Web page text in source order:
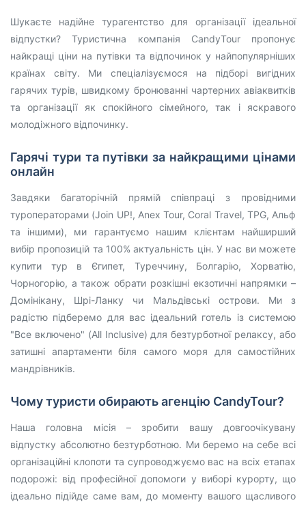
Шукаєте надійне турагентство для організації ідеальної
відпустки? Туристична компанія CandyTour пропонує
найкращі ціни на путівки та відпочинок у найпопулярніших
країнах світу. Ми спеціалізуємося на підборі вигідних
гарячих турів, швидкому бронюванні чартерних авіаквитків
та організації як спокійного сімейного, так і яскравого
молодіжного відпочинку.
Гарячі тури та путівки за найкращими цінами
онлайн
Завдяки багаторічній прямій співпраці з провідними
туроператорами (Join UP!, Anex Tour, Coral Travel, TPG, Альф
та іншими), ми гарантуємо нашим клієнтам найширший
вибір пропозицій та 100% актуальність цін. У нас ви можете
купити тур в Єгипет, Туреччину, Болгарію, Хорватію,
Чорногорію, а також обрати розкішні екзотичні напрямки –
Домінікану, Шрі-Ланку чи Мальдівські острови. Ми з
радістю підберемо для вас ідеальний готель із системою
"Все включено" (All Inclusive) для безтурботної релаксу, або
затишні апартаменти біля самого моря для самостійних
мандрівників.
Чому туристи обирають агенцію CandyTour?
Наша головна місія – зробити вашу довгоочікувану
відпустку абсолютно безтурботною. Ми беремо на себе всі
організаційні клопоти та супроводжуємо вас на всіх етапах
подорожі: від професійної допомоги у виборі курорту, що
ідеально підійде саме вам, до моменту вашого щасливого